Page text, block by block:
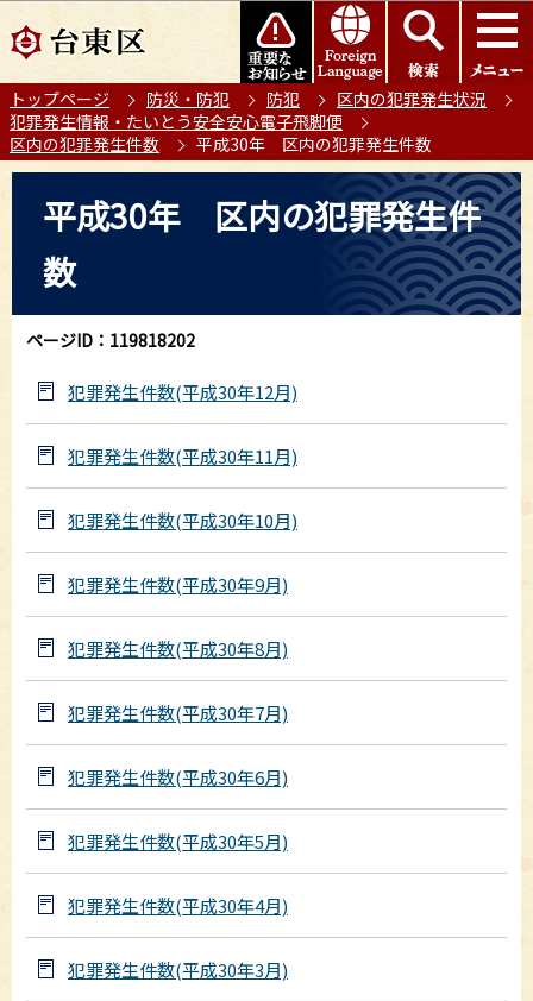
の
ー
ジ
の
このページの本文へ移動
トップページ 防災・防犯 防犯
区内の犯罪発生状況
犯罪発生情報・たいとう安全安心電子飛脚便
区内の犯罪発生件数
平成30年 区内の犯罪発生件数
ら
平成30年 区内の犯罪発生件
数
ページID：119818202
犯罪発生件数(平成30年12月)
犯罪発生件数(平成30年11月)
犯罪発生件数(平成30年10月)
犯罪発生件数(平成30年9月)
犯罪発生件数(平成30年8月)
犯罪発生件数(平成30年7月)
犯罪発生件数(平成30年6月)
犯罪発生件数(平成30年5月)
犯罪発生件数(平成30年4月)
犯罪発生件数(平成30年3月)